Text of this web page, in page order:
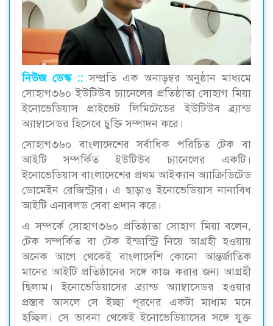
নিউজ ডেস্ক :: সম্প্রতি এক অনাড়ম্বর অনুষ্ঠান মাধ্যমে
সোহাগ৩৬০ ইউটিউব চ্যানেলের প্রতিষ্ঠাতা সোহাগ মিয়া
ইনোভেডিয়াস প্রাইভেট লিমিটেডের ইউটিউব ব্র্যান্ড
অ্যাম্বাসেডর হিসেবে চুক্তি সম্পাদন করে।
সোহাগ৩৬০ বাংলাদেশের সর্বাধিক পরিচিত টেক বা
আইটি সম্পর্কিত ইউটিউব চ্যানেলের একটি।
ইনোভেডিয়াস বাংলাদেশের প্রথম আইক্যান অ্যাক্রিডিটেড
ডোমেইন রেজিস্ট্রার। এ ছাড়াও ইনোভেডিয়াস নানাবিধ
আইটি এনাবলড সেবা প্রদান করে।
এ সম্পর্কে সোহাগ৩৬০ প্রতিষ্ঠাতা সোহাগ মিয়া বলেন,
টেক সম্পর্কিত বা টেক ইন্ডাস্ট্রি নিয়ে আগ্রহী হওয়ায়
অনেক আগে থেকেই বাংলাদেশি কোনো আন্তর্জাতিক
মানের আইটি প্রতিষ্ঠানের সঙ্গে কাজ করার জন্য আগ্রহী
ছিলাম। ইনোভেডিয়াসের ব্র্যান্ড অ্যাম্বাসেডর হওয়ার
প্রস্তাব আসলে সে ইচ্ছা পূরণের একটা মাধ্যম মনে
হচ্ছিল। সে ভাবনা থেকেই ইনোভেডিয়াসের সঙ্গে যুক্ত